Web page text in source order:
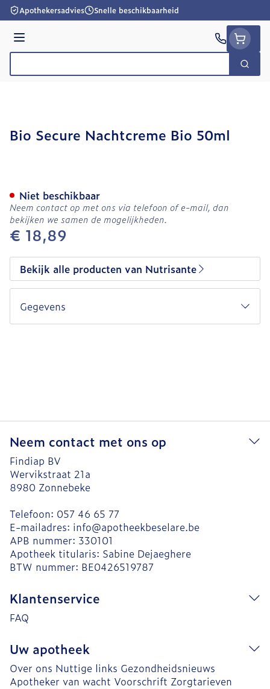
Ga naar de inhoud
Apothekersadvies Snelle beschikbaarheid
Menu
Zoek
Bio Secure Nachtcreme Bio 50ml
€ 18,89
Niet beschikbaar
Neem contact op met ons via telefoon of e-mail, dan
bekijken we samen de mogelijkheden.
Bekijk alle producten van Nutrisante
Gegevens
Neem contact met ons op
Findiap BV
Wervikstraat 21a
8980 Zonnebeke
Telefoon: 057 46 65 77
E-mailadres: info@apotheekbeselare.be
APB nummer: 330101
Apotheek titularis: Sabine Dejaeghere
BTW nummer: BE0426519787
Klantenservice
FAQ
Uw apotheek
Over ons Nuttige links Gezondheidsnieuws
Apotheker van wacht Voorschrift Zorgtarieven